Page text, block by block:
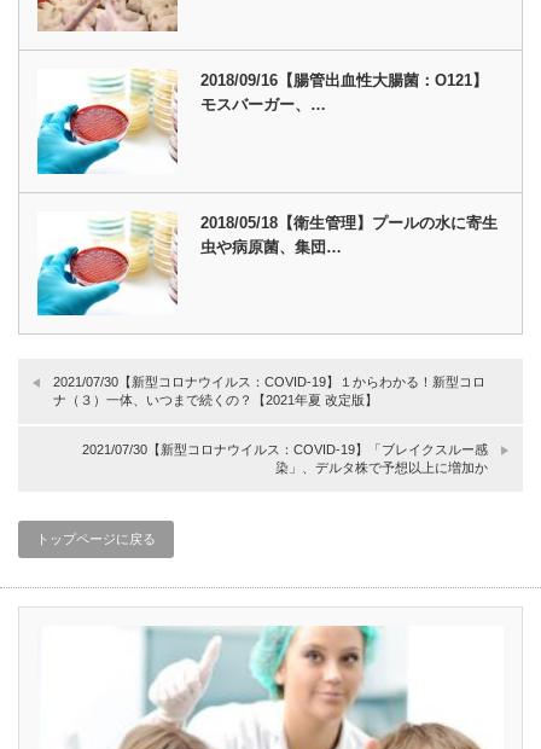
2018/09/16【腸管出血性大腸菌：O121】
モスバーガー、…
2018/05/18【衛生管理】プールの水に寄生
虫や病原菌、集団…
2021/07/30【新型コロナウイルス：COVID-19】１からわかる！新型コロ
ナ（３）一体、いつまで続くの？【2021年夏 改定版】
2021/07/30【新型コロナウイルス：COVID-19】「ブレイクスルー感
染」、デルタ株で予想以上に増加か
トップページに戻る